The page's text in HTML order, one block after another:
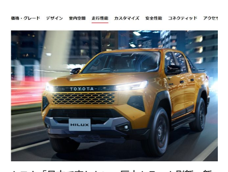
ENERGY MANAGEMENT JOURNAL
INBOUND JOURNAL
LIFE ENDING JOURNAL
AI JOURNAL
REAL ESTATE BROKERAGE JOURNAL
SMART MARKETING JOURNAL
BPaaS JOURNAL
ADOPTABLE DOG JOURNAL